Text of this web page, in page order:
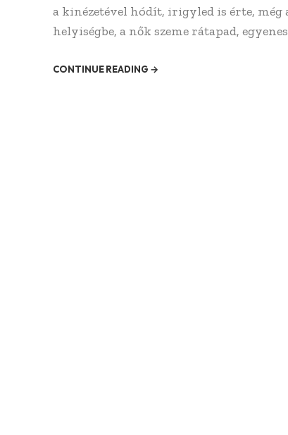
a kinézetével hódít, irigyled is érte,
helyiségbe, a nők szeme rátapad,
CONTINUE READING →